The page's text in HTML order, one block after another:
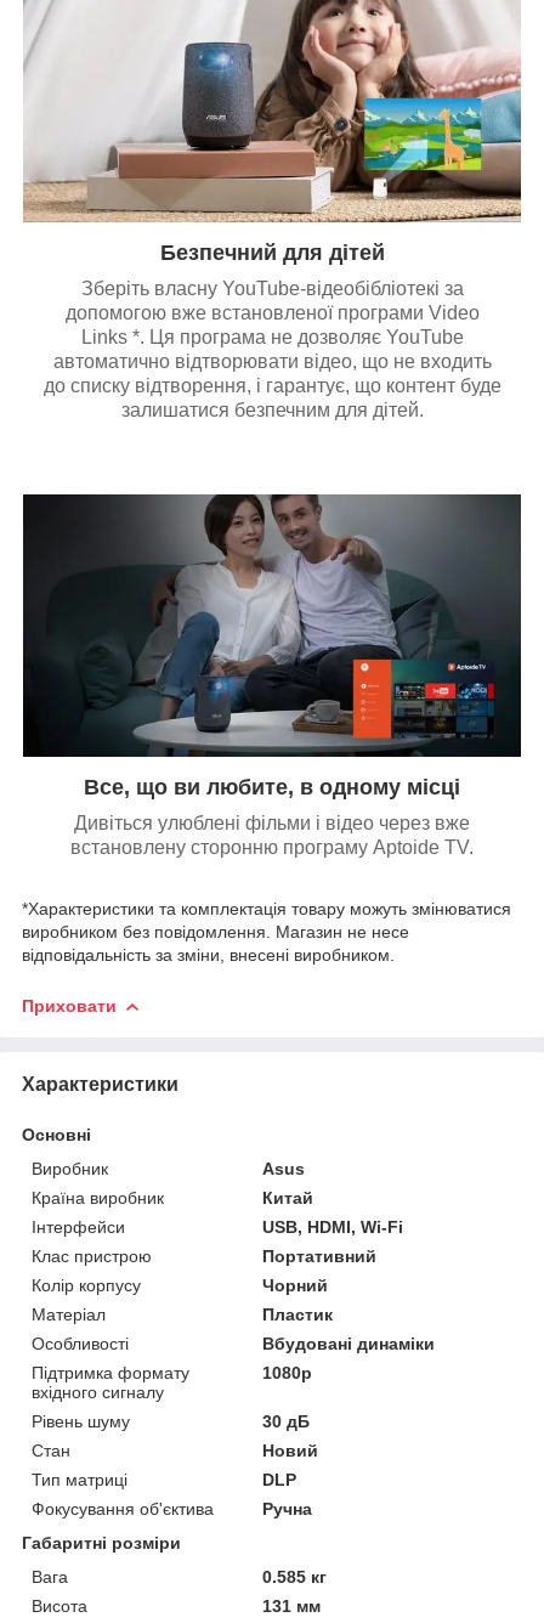
Безпечний для дітей
Зберіть власну YouTube-відеобібліотекі за
допомогою вже встановленої програми Video
Links *. Ця програма не дозволяє YouTube
автоматично відтворювати відео, що не входить
до списку відтворення, і гарантує, що контент буде
залишатися безпечним для дітей.
Все, що ви любите, в одному місці
Дивіться улюблені фільми і відео через вже
встановлену сторонню програму Aptoide TV.
*Характеристики та комплектація товару можуть змінюватися
виробником без повідомлення. Магазин не несе
відповідальність за зміни, внесені виробником.
Приховати
Характеристики
Основні
Виробник
Asus
Країна виробник
Китай
Інтерфейси
USB, HDMI, Wi-Fi
Клас пристрою
Портативний
Колір корпусу
Чорний
Матеріал
Пластик
Особливості
Вбудовані динаміки
Підтримка формату
вхідного сигналу
1080p
Рівень шуму
30 дБ
Стан
Новий
Тип матриці
DLP
Фокусування об'єктива
Ручна
Габаритні розміри
Вага
0.585 кг
Висота
131 мм